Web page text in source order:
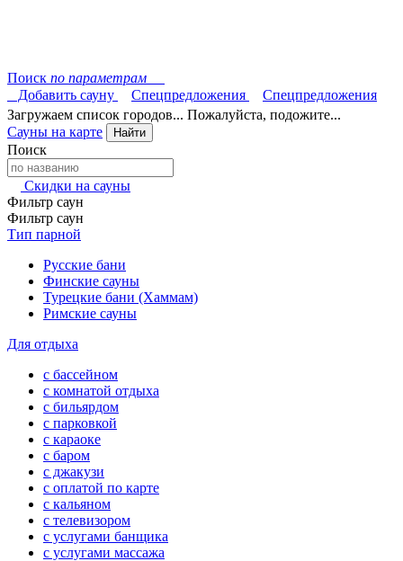
Поиск по параметрам
Добавить сауну
Спецпредложения
Спецпредложения
Загружаем список городов... Пожалуйста, подожите...
Сауны на карте
Найти
Поиск
Скидки на сауны
Фильтр саун
Фильтр саун
Тип парной
Русские бани
Финские сауны
Турецкие бани (Хаммам)
Римские сауны
Для отдыха
с бассейном
с комнатой отдыха
с бильярдом
с парковкой
с караоке
с баром
с джакузи
с оплатой по карте
с кальяном
с телевизором
с услугами банщика
с услугами массажа